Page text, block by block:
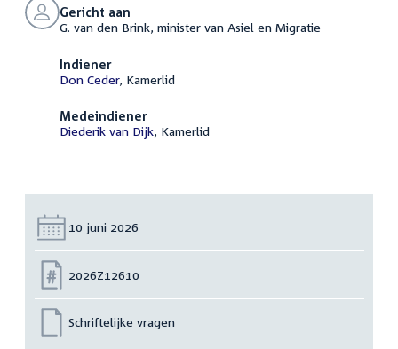
Gericht aan
G. van den Brink, minister van Asiel en Migratie
Indiener
Don Ceder, Kamerlid
Medeindiener
Diederik van Dijk, Kamerlid
Datum:
10 juni 2026
Nummer:
2026Z12610
Schriftelijke vragen